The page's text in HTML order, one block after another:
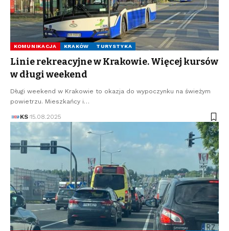
KOMUNIKACJA KRAKÓW TURYSTYKA
Linie rekreacyjne w Krakowie. Więcej kursów
w długi weekend
Długi weekend w Krakowie to okazja do wypoczynku na świeżym
powietrzu. Mieszkańcy i…
KS 15.08.2025